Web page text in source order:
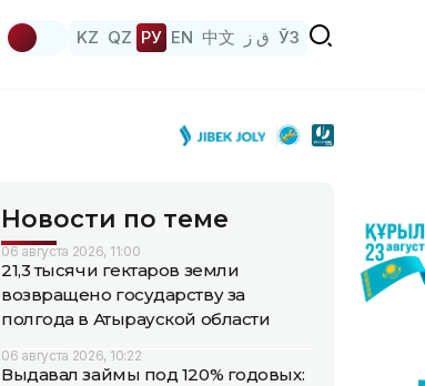
KZ QZ РУ EN 中文 ق ز ЎЗ
Новости по теме
06 августа 2026, 11:00
21,3 тысячи гектаров земли
возвращено государству за
полгода в Атырауской области
06 августа 2026, 10:22
Выдавал займы под 120% годовых: